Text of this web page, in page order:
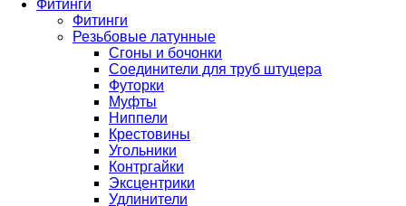
Фитинги
Фитинги
Резьбовые латунные
Сгоны и бочонки
Соединители для труб штуцера
Футорки
Муфты
Ниппели
Крестовины
Угольники
Контргайки
Эксцентрики
Удлинители